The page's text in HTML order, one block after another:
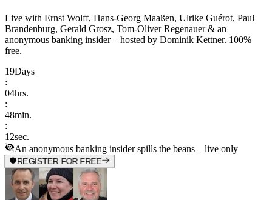
Live with Ernst Wolff, Hans-Georg Maaßen, Ulrike Guérot, Paul
Brandenburg, Gerald Grosz, Tom-Oliver Regenauer & an
anonymous banking insider– hosted by Dominik Kettner. 100%
free.
19Days
:
04hrs.
:
48min.
:
12sec.
An anonymous banking insider spills the beans – live only
REGISTER FOR FREE